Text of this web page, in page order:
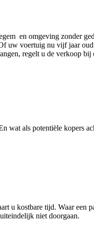
en omgeving zonder
uw voertuig nu vijf jaar
regelt u de verkoop bij
wat als potentiële kopers
u kostbare tijd. Waar
niet doorgaan.